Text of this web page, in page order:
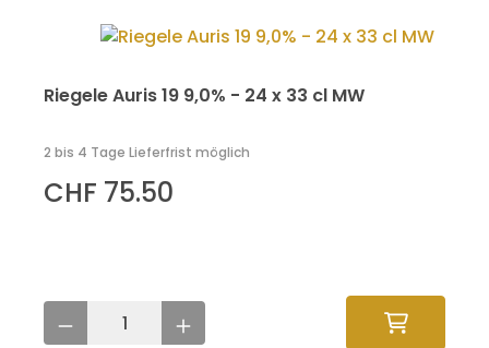
Riegele Auris 19 9,0% - 24 x 33 cl MW
2 bis 4 Tage Lieferfrist möglich
CHF 75.50